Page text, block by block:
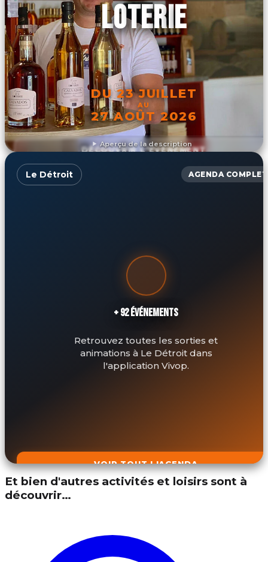
Aperçu de la description
LOTERIE
DU 23 JUILLET
AU
27 AOÛT 2026
DÉCOUVRIR L'ÉVÉNEMENT
Le Détroit AGENDA COMPLET
+ 92 ÉVÉNEMENTS
Retrouvez toutes les sorties et
animations à Le Détroit dans
l'application Vivop.
VOIR TOUT L'AGENDA
Et bien d'autres activités et loisirs sont à
découvrir…